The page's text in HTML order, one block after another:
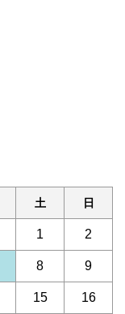
土 日
1 2
8 9
15 16